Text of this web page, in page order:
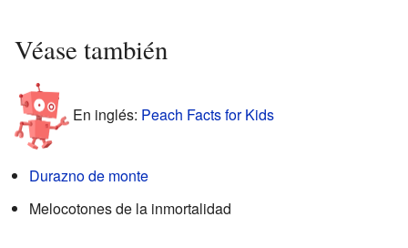
Véase también
En inglés: Peach Facts for Kids
Durazno de monte
Melocotones de la inmortalidad